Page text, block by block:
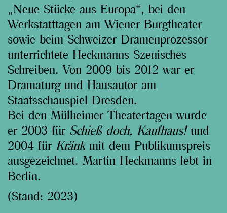
„Neue Stücke aus Europa“, bei den
Werkstatttagen am Wiener Burgtheater
sowie beim Schweizer Dramenprozessor
unterrichtete Heckmanns Szenisches
Schreiben. Von 2009 bis 2012 war er
Dramaturg und Hausautor am
Staatsschauspiel Dresden.
Bei den Mülheimer Theatertagen wurde
er 2003 für Schieß doch, Kaufhaus!und
2004 für Kränkmit dem Publikumspreis
ausgezeichnet. Martin Heckmanns lebt in
Berlin.
(Stand: 2023)